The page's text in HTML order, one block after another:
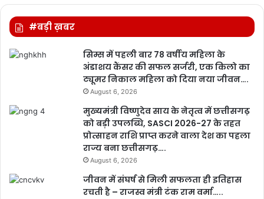
#बड़ी ख़बर
सिम्स में पहली बार 78 वर्षीय महिला के
अंडाशय कैंसर की सफल सर्जरी, एक किलो का
ट्यूमर निकाल महिला को दिया नया जीवन….
August 6, 2026
मुख्यमंत्री विष्णुदेव साय के नेतृत्व में छत्तीसगढ़
को बड़ी उपलब्धि, SASCI 2026-27 के तहत
प्रोत्साहन राशि प्राप्त करने वाला देश का पहला
राज्य बना छत्तीसगढ़….
August 6, 2026
जीवन में संघर्ष से मिली सफलता ही इतिहास
रचती है – राजस्व मंत्री टंक राम वर्मा…..